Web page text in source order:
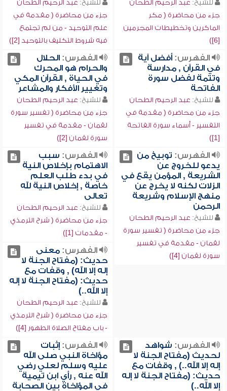
للشيخ: عبد الرحيم الطحان
جزء من محاضرة ( مكر
الماكرين وتخطيطات المجرمين
[6])
للشيخ: عبد الرحيم الطحان
جزء من محاضرة ( مقدمة في
علم التوحيد - من لم تجتمع
فيه شروط التكليف بالتوحيد [2])
الفهرس:أفضل آية
في القرآن , مدارسة
وتتمة لفضل سورة
الفاتحة
للشيخ: عبد الرحيم الطحان
جزء من محاضرة ( مقدمة في
التفسير - أسماء سورة الفاتحة
[1])
الفهرس:الحلال
والحرام هو المحرك
في الحياة , القرآن المكي
وتغيير الأفكار والمشاعر
للشيخ: عبد الرحيم الطحان
جزء من محاضرة ( تفسير سورة
لقمان - مقدمة في تفسير
سورة لقمان [2])
الفهرس: توبيخ من
يدعو للخروج عن
الشريعة , المؤمن يقع في
الزلات لكنه لا يخرج عن
منهج الإسلام وشريعة
الرحمن
للشيخ: عبد الرحيم الطحان
جزء من محاضرة ( تفسير سورة
لقمان - مقدمة في تفسير
سورة لقمان [4])
الفهرس: سبب
الاهتمام بإخلاص النية
في بدء طلب العلم
خاصة , إخلاص النية لله
تعالى
للشيخ: عبد الرحيم الطحان
جزء من محاضرة ( شرح الترمذي
- مقدمات [1])
الفهرس:معنى
حديث: (مفتاح الجنة لا
إله إلا الله) , وقفات مع
حديث: (مفتاح الجنة لا إله
إلا الله..)
للشيخ: عبد الرحيم الطحان
جزء من محاضرة ( شرح الترمذي
- باب مفتاح الصلاة الطهور [4])
الفهرس: شواهد
لحديث (مفتاح الجنة لا
إله إلا الله..) , وقفات مع
حديث: (مفتاح الجنة لا إله
إلا الله..)
الفهرس:إثبات
مؤاخاة النبي صلى الله
عليه وسلم لعلي رضي
الله عنه , رأي ابن تيمية
في المؤاخاة بين الصحابة